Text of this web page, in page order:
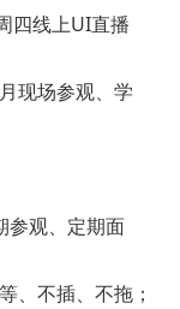
四线上UI直播
现场参观、学
参观、定期面
、不插、不拖；